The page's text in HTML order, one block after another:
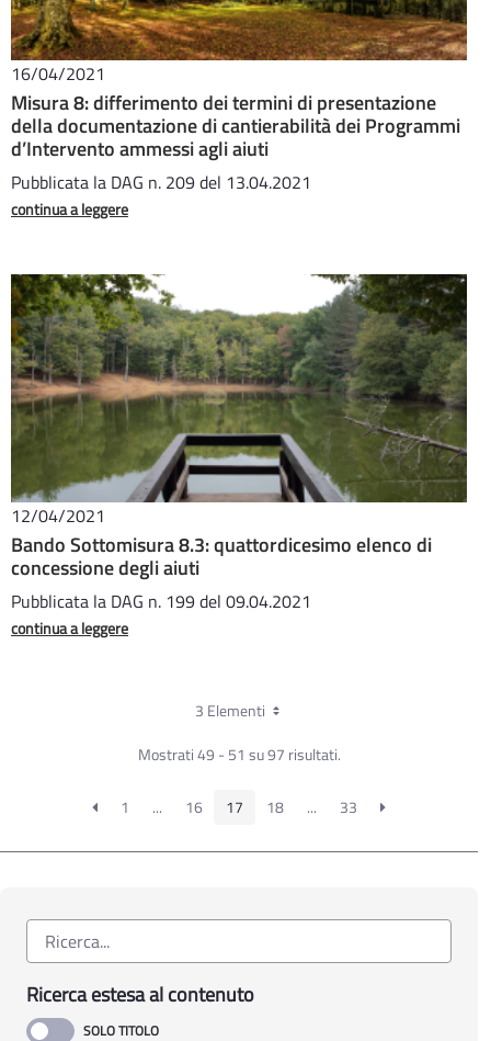
16/04/2021
Misura 8: differimento dei termini di presentazione
della documentazione di cantierabilità dei Programmi
d’Intervento ammessi agli aiuti
Pubblicata la DAG n. 209 del 13.04.2021
continua a leggere
12/04/2021
Bando Sottomisura 8.3: quattordicesimo elenco di
concessione degli aiuti
Pubblicata la DAG n. 199 del 09.04.2021
continua a leggere
3 Elementi
Mostrati 49 - 51 su 97 risultati.
1 ... 16 17 18 ... 33
Ricerca estesa al contenuto